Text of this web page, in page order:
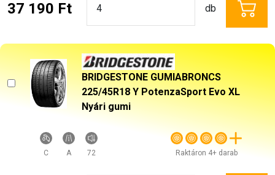
37 190 Ft db
BRIDGESTONE GUMIABRONCS
225/45R18 Y PotenzaSport Evo XL
Nyári gumi
C A 72 Raktáron 4+ darab